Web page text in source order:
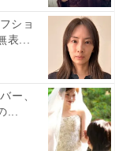
ショ
表...
ー、
...